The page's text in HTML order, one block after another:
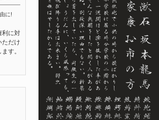
に!
利に対
ただけ
す。